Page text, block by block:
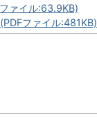
ァイル:63.9KB)
ファイル:481KB)